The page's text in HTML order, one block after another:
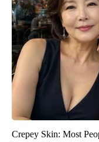
Crepey Skin: Most